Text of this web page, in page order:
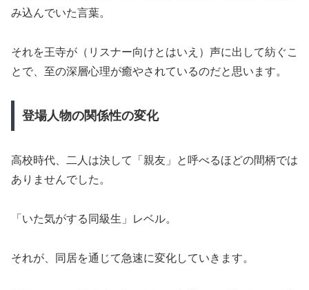
み込んでいた言葉。
それを王寺が（リスナー向けとはいえ）声に出して紡ぐこ
とで、至の深層心理が癒やされているのだと思います。
登場人物の関係性の変化
高校時代、二人は決して「親友」と呼べるほどの間柄では
ありませんでした。
「いた気がする同級生」レベル。
それが、同居を通じて急速に変化していきます。